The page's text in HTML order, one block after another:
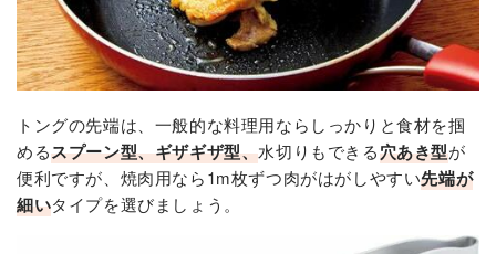
トングの先端は、一般的な料理用ならしっかりと食材を掴
めるスプーン型、ギザギザ型、水切りもできる穴あき型が
便利ですが、焼肉用なら1m枚ずつ肉がはがしやすい先端が
細いタイプを選びましょう。